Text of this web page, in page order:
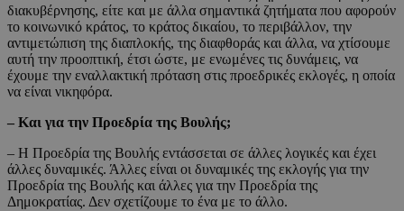
διακυβέρνησης, είτε και με άλλα σημαντικά ζητήματα που αφορούν
το κοινωνικό κράτος, το κράτος δικαίου, το περιβάλλον, την
αντιμετώπιση της διαπλοκής, της διαφθοράς και άλλα, να χτίσουμε
αυτή την προοπτική, έτσι ώστε, με ενωμένες τις δυνάμεις, να
έχουμε την εναλλακτική πρόταση στις προεδρικές εκλογές, η οποία
να είναι νικηφόρα.
– Και για την Προεδρία της Βουλής;
– Η Προεδρία της Βουλής εντάσσεται σε άλλες λογικές και έχει
άλλες δυναμικές. Άλλες είναι οι δυναμικές της εκλογής για την
Προεδρία της Βουλής και άλλες για την Προεδρία της
Δημοκρατίας. Δεν σχετίζουμε το ένα με το άλλο.